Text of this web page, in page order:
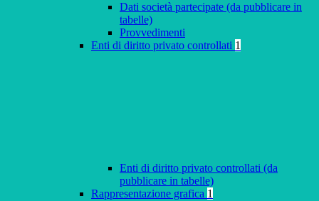
Dati società partecipate (da pubblicare in
tabelle)
Provvedimenti
Enti di diritto privato controllati 1
Enti di diritto privato controllati (da
pubblicare in tabelle)
Rappresentazione grafica 1